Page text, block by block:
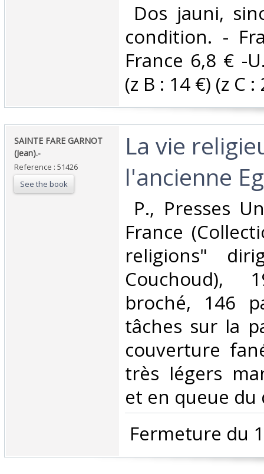
Dos jauni,
condition. -
France 6,8 € -
(z B : 14 €) (z C :
‎SAINTE FARE GARNOT
(Jean).-‎
Reference : 51426
See the book
‎La vie
l'ancienne
P., Presses
France
religions"
broché, 146
tâches sur la
couverture
très légers
et en queue du
Fermeture du